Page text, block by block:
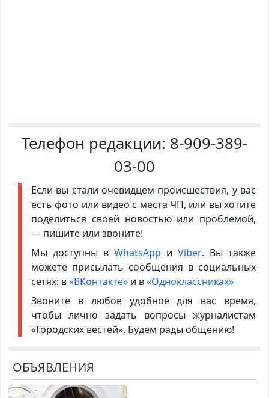
Телефон редакции: 8-909-389-
03-00
Если вы стали очевидцем происшествия, у вас
есть фото или видео с места ЧП, или вы хотите
поделиться своей новостью или проблемой,
— пишите или звоните!
Мы доступны в WhatsApp иViber. Вы также
можете присылать сообщения в социальных
сетях: в«ВКонтакте»и в«Одноклассниках»
Звоните в любое удобное для вас время,
чтобы лично задать вопросы журналистам
«Городских вестей». Будем рады общению!
ОБЪЯВЛЕНИЯ